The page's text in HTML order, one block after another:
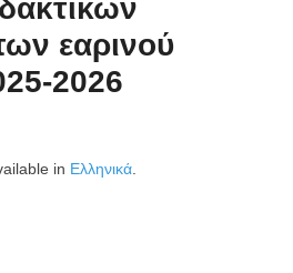
εαρινού
2026
in Ελληνικά